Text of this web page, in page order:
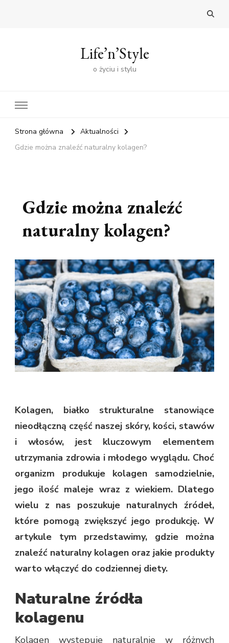
Life’n’Style
o życiu i stylu
Strona główna
Aktualności
Gdzie można znaleźć naturalny kolagen?
Gdzie można znaleźć
naturalny kolagen?
Kolagen, białko strukturalne stanowiące
nieodłączną część naszej skóry, kości, stawów
i włosów, jest kluczowym elementem
utrzymania zdrowia i młodego wyglądu. Choć
organizm produkuje kolagen samodzielnie,
jego ilość maleje wraz z wiekiem. Dlatego
wielu z nas poszukuje naturalnych źródeł,
które pomogą zwiększyć jego produkcję. W
artykule tym przedstawimy, gdzie można
znaleźć naturalny kolagen oraz jakie produkty
warto włączyć do codziennej diety.
Naturalne źródła
kolagenu
Kolagen występuje naturalnie w różnych